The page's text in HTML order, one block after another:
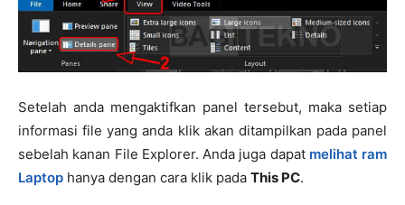
Setelah anda mengaktifkan panel tersebut, maka setiap
informasi file yang anda klik akan ditampilkan pada panel
sebelah kanan File Explorer. Anda juga dapat melihat ram
Laptop hanya dengan cara klik pada This PC.